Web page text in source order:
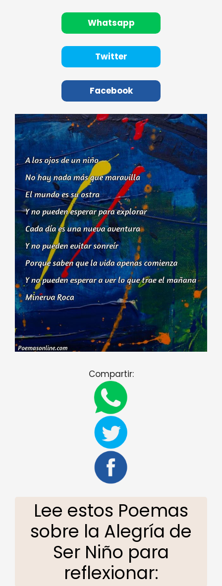
Whatsapp
Twitter
Facebook
Compartir:
Lee estos Poemas
sobre la Alegría de
Ser Niño para
reflexionar: